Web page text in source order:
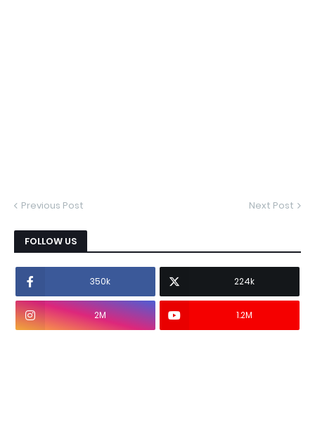
Previous Post Next Post
FOLLOW US
350k 224k
2M 1.2M